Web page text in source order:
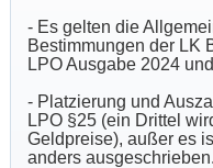
- Es gelten die
Bestimmungen der LK
LPO Ausgabe 2024
- Platzierung und
LPO §25 (ein Drittel
Geldpreise), außer es
anders ausgeschrieben.